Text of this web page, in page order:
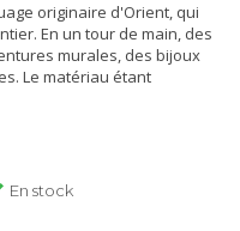
originaire d'Orient, qui
En un tour de main, des
murales, des bijoux
Le matériau étant
En stock